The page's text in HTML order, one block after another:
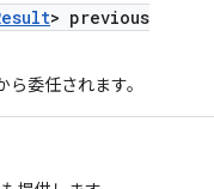
> previous
ら委任されます。